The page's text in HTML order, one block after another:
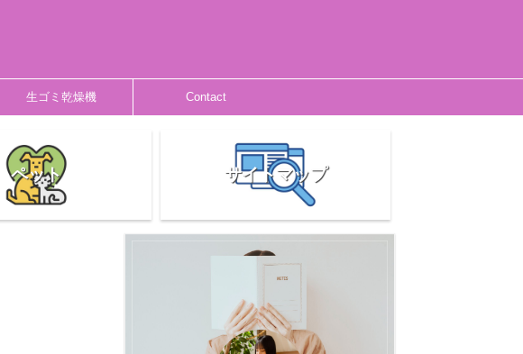
生ゴミ乾燥機 Contact
ペット サイトマップ